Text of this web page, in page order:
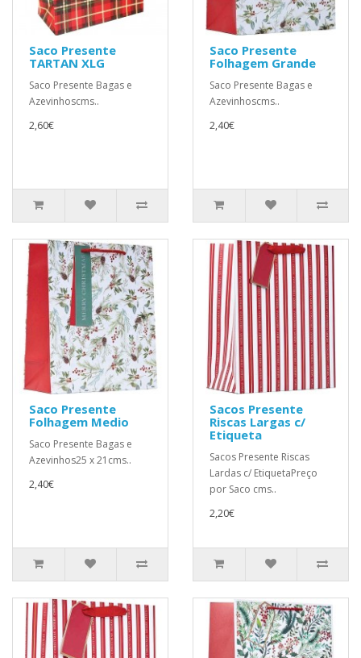
Saco Presente
TARTAN XLG
Saco Presente Bagas e
Azevinhoscms..
2,60€
Saco Presente
Folhagem Grande
Saco Presente Bagas e
Azevinhoscms..
2,40€
Saco Presente
Folhagem Medio
Saco Presente Bagas e
Azevinhos25 x 21cms..
2,40€
Sacos Presente
Riscas Largas c/
Etiqueta
Sacos Presente Riscas
Lardas c/ EtiquetaPreço
por Saco cms..
2,20€